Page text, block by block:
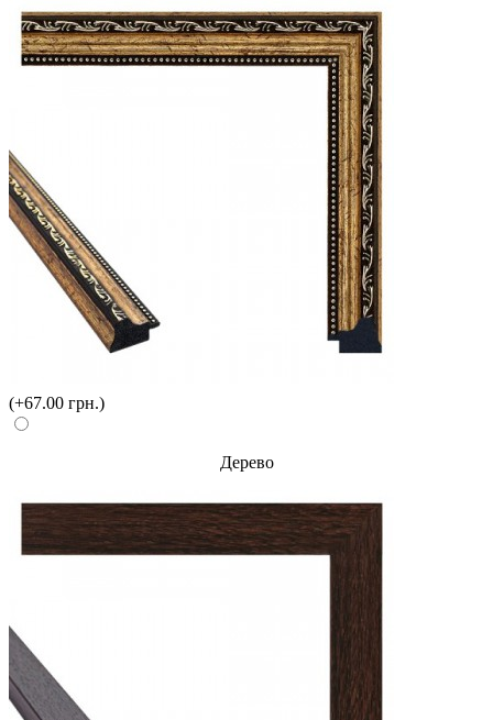
(+67.00 грн.)
Дерево